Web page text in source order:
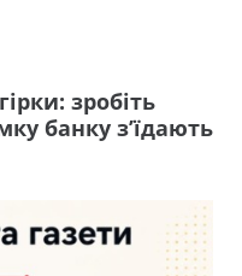
зробіть
банку з’їдають